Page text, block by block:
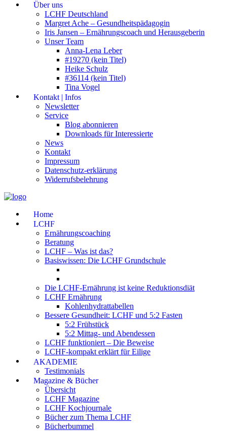
Über uns
LCHF Deutschland
Margret Ache – Gesundheitspädagogin
Iris Jansen – Ernährungscoach und Herausgeberin
Unser Team
Anna-Lena Leber
#19270 (kein Titel)
Heike Schulz
#36114 (kein Titel)
Tina Vogel
Kontakt | Infos
Newsletter
Service
Blog abonnieren
Downloads für Interessierte
News
Kontakt
Impressum
Datenschutz-erklärung
Widerrufsbelehrung
Home
LCHF
Ernährungscoaching
Beratung
LCHF – Was ist das?
Basiswissen: Die LCHF Grundschule
Die LCHF-Ernährung ist keine Reduktionsdiät
LCHF Ernährung
Kohlenhydrattabellen
Bessere Gesundheit: LCHF und 5:2 Fasten
5:2 Frühstück
5:2 Mittag- und Abendessen
LCHF funktioniert – Die Beweise
LCHF-kompakt erklärt für Eilige
AKADEMIE
Testimonials
Magazine & Bücher
Übersicht
LCHF Magazine
LCHF Kochjournale
Bücher zum Thema LCHF
Bücherbummel